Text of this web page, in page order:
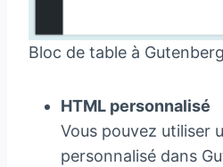
Bloc de table à
HTML personnalisé
Vous pouvez utiliser
personnalisé dans